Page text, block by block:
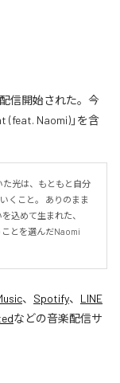
配信開始された。今
(feat. Naomi)」を含
た光は、もともと自分
くこと。 ありのまま
込めて生まれた、
とを選んだNaomi
、 Spotify、 LINE
などの音楽配信サ